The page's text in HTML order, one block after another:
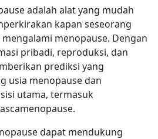
adalah alat yang mudah
kapan seseorang
menopause. Dengan
pribadi, reproduksi, dan
prediksi yang
usia menopause dan
utama, termasuk
dapat mendukung